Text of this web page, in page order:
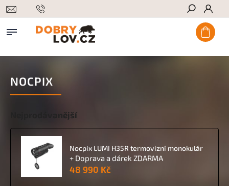
Hledat
NOCPIX
Nejprodávanější
Nocpix LUMI H35R termovizní monokulár
+ Doprava a dárek ZDARMA
48 990 Kč